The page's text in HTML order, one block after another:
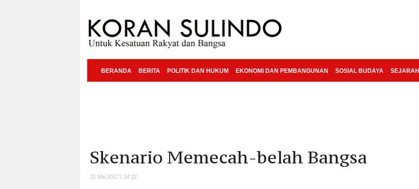
BERANDA BERITA POLITIK DAN HUKUM EKONOMI DAN PEMBANGUNAN SOSIAL BUDAYA SEJARAH
Skenario Memecah-belah Bangsa
15 Mei 2017 | 14:32